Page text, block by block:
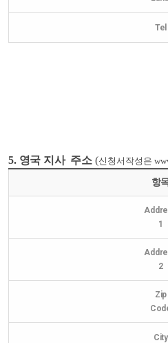
Tel
5. 영국 지사 주소 (신청서작성은
항
1
2
Zip
City